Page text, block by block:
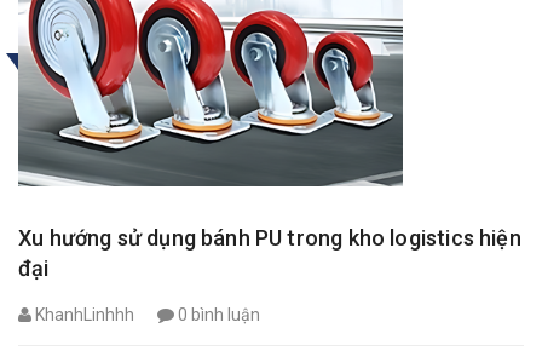
Xu hướng sử dụng bánh PU trong kho logistics hiện
đại
KhanhLinhhh 0 bình luận